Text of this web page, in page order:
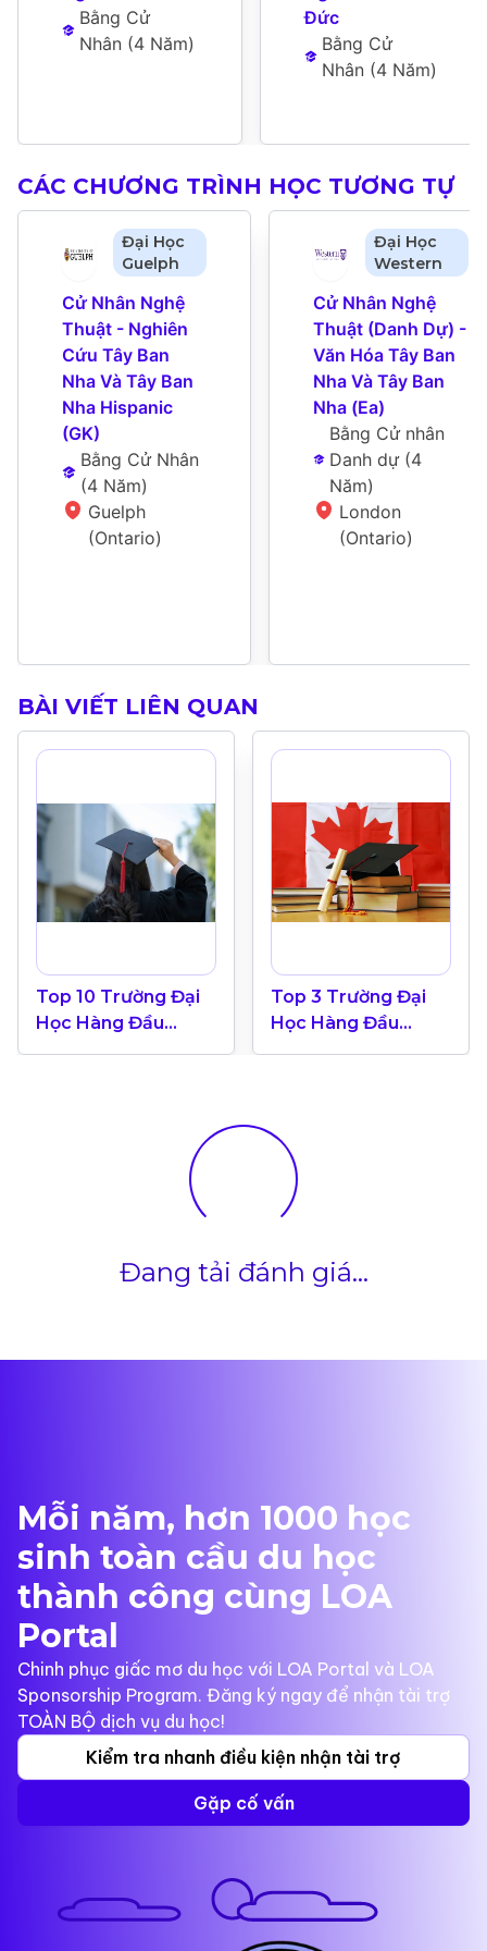
Bằng Cử
Nhân (4 Năm)
Đức
Bằng Cử
Nhân (4 Năm)
CÁC CHƯƠNG TRÌNH HỌC TƯƠNG TỰ
Đại Học
Guelph
Cử Nhân Nghệ
Thuật - Nghiên
Cứu Tây Ban
Nha Và Tây Ban
Nha Hispanic
(GK)
Bằng Cử Nhân
(4 Năm)
Guelph
(Ontario)
Đại Học
Western
Cử Nhân Nghệ
Thuật (Danh Dự) -
Văn Hóa Tây Ban
Nha Và Tây Ban
Nha (Ea)
Bằng Cử nhân
Danh dự (4
Năm)
London
(Ontario)
BÀI VIẾT LIÊN QUAN
Top 10 Trường Đại
Học Hàng Đầu
Canada 2024
Top 3 Trường Đại
Học Hàng Đầu
Canada Theo Bảng
Đang tải đánh giá...
Mỗi năm, hơn 1000 học
sinh toàn cầu du học
thành công cùng LOA
Portal
Chinh phục giấc mơ du học với LOA Portal và LOA
Sponsorship Program. Đăng ký ngay để nhận tài trợ
TOÀN BỘ dịch vụ du học!
Kiểm tra nhanh điều kiện nhận tài trợ
Gặp cố vấn